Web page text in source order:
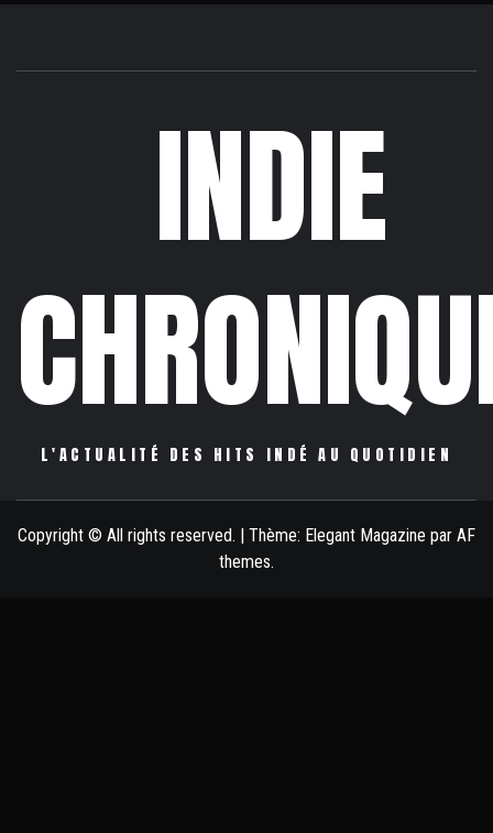
INDIE
L'ACTUALITÉ DES HITS INDÉ AU QUOTIDIEN
Copyright © All rights reserved. | Thème: Elegant Magazine par AF
themes.